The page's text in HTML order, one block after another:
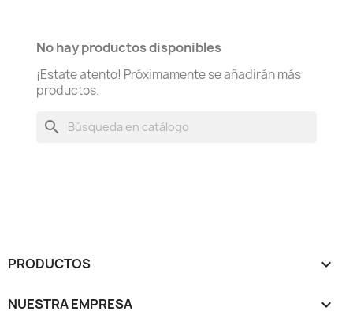
No hay productos disponibles
¡Estate atento! Próximamente se añadirán más
productos.
search
PRODUCTOS 
NUESTRA EMPRESA 